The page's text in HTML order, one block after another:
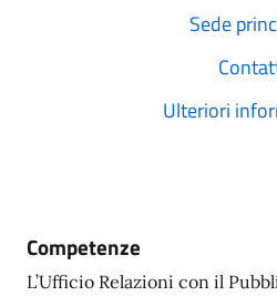
Sede
Ulteriori
Competenze
L’Ufficio Relazioni con il